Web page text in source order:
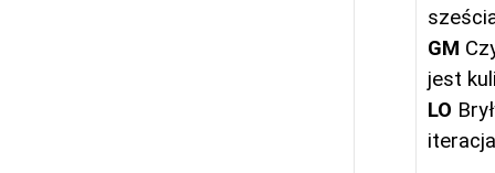
GM
jest
LO
iteracja